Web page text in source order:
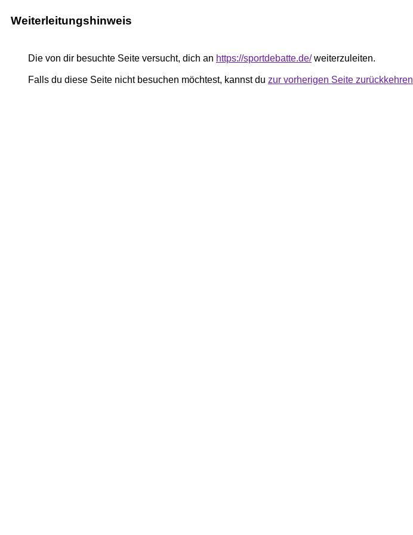
Weiterleitungshinweis
Die von dir besuchte Seite versucht, dich an https://sportdebatte.de/weiterzuleiten.
Falls du diese Seite nicht besuchen möchtest, kannst du zur vorherigen Seite zurückkehren